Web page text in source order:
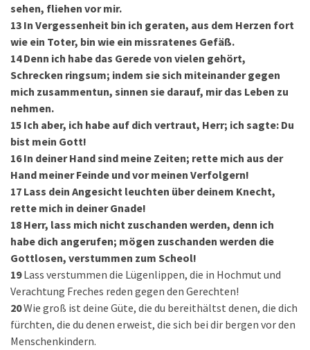
sehen, fliehen vor mir.
13 In Vergessenheit bin ich geraten, aus dem Herzen fort
wie ein Toter, bin wie ein missratenes Gefäß.
14 Denn ich habe das Gerede von vielen gehört,
Schrecken ringsum; indem sie sich miteinander gegen
mich zusammentun, sinnen sie darauf, mir das Leben zu
nehmen.
15 Ich aber, ich habe auf dich vertraut, Herr; ich sagte: Du
bist mein Gott!
16 In deiner Hand sind meine Zeiten; rette mich aus der
Hand meiner Feinde und vor meinen Verfolgern!
17 Lass dein Angesicht leuchten über deinem Knecht,
rette mich in deiner Gnade!
18 Herr, lass mich nicht zuschanden werden, denn ich
habe dich angerufen; mögen zuschanden werden die
Gottlosen, verstummen zum Scheol!
19 Lass verstummen die Lügenlippen, die in Hochmut und
Verachtung Freches reden gegen den Gerechten!
20Wie groß ist deine Güte, die du bereithältst denen, die dich
fürchten, die du denen erweist, die sich bei dir bergen vor den
Menschenkindern.